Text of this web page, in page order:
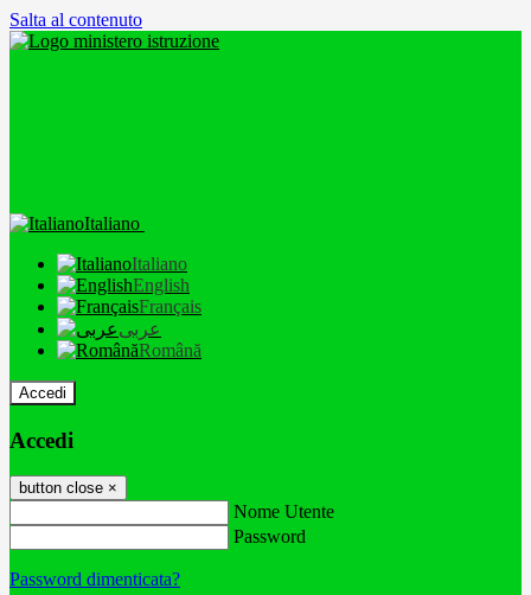
Salta al contenuto
Italiano
Italiano
English
Français
عربى
Română
Accedi
Accedi
button close ×
Nome Utente
Password
Password dimenticata?